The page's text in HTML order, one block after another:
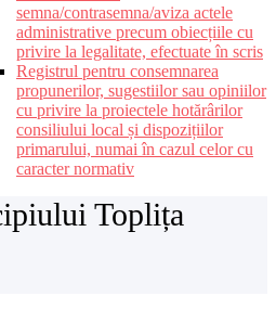
semna/contrasemna/aviza actele
administrative precum obiecțiile cu
privire la legalitate, efectuate în scris
Registrul pentru consemnarea
propunerilor, sugestiilor sau opiniilor
cu privire la proiectele hotărârilor
consiliului local și dispozițiilor
primarului, numai în cazul celor cu
caracter normativ
Toplița